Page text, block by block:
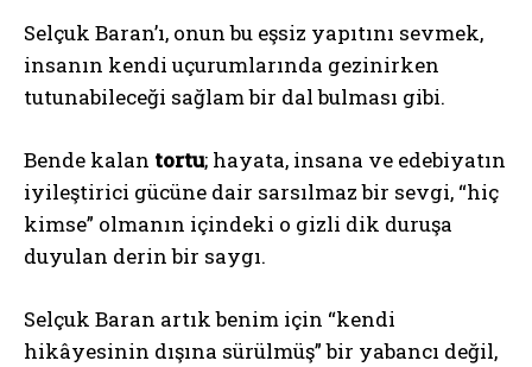
Selçuk Baran’ı, onun bu eşsiz yapıtını sevmek,
insanın kendi uçurumlarında gezinirken
tutunabileceği sağlam bir dal bulması gibi.
Bende kalan tortu; hayata, insana ve edebiyatın
iyileştirici gücüne dair sarsılmaz bir sevgi, “hiç
kimse” olmanın içindeki o gizli dik duruşa
duyulan derin bir saygı.
Selçuk Baran artık benim için “kendi
hikâyesinin dışına sürülmüş” bir yabancı değil,